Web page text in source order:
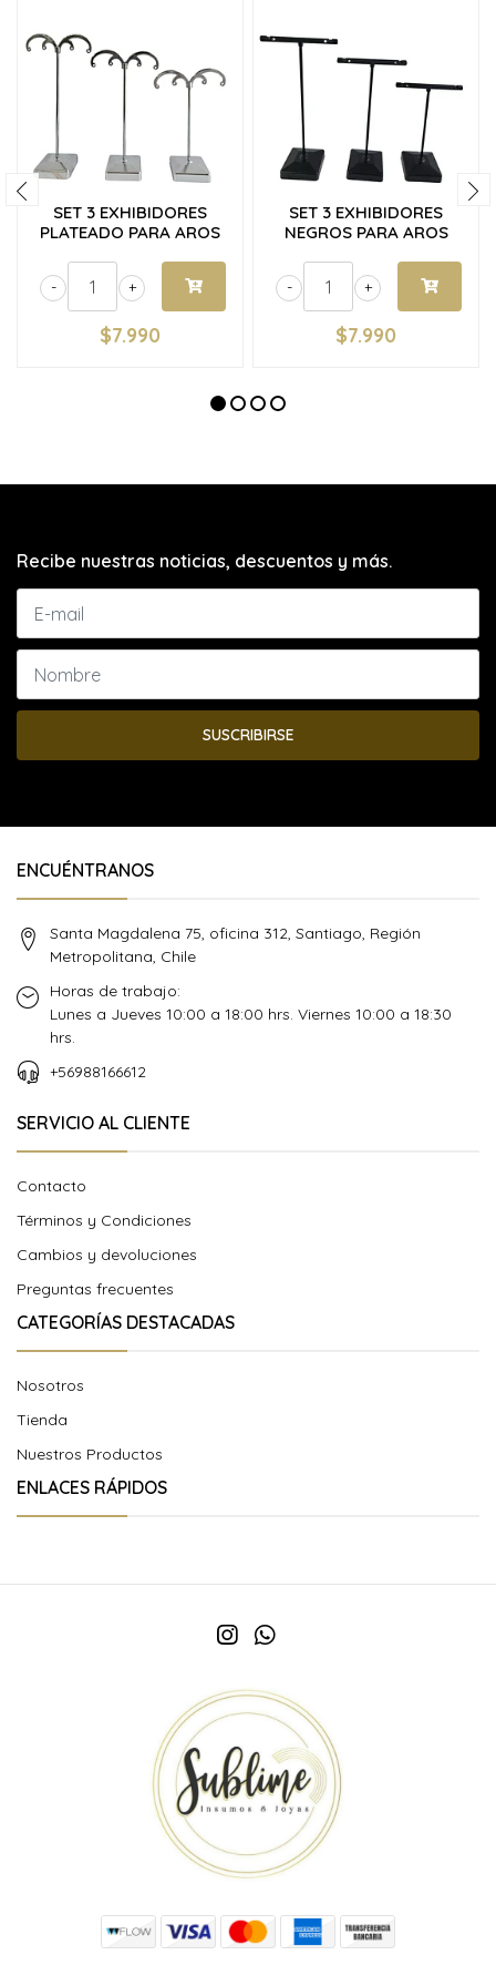
SET 3 EXHIBIDORES
PLATEADO PARA AROS
+
-
$7.990
SET 3 EXHIBIDORES
NEGROS PARA AROS
+
-
$7.990
Recibe nuestras noticias, descuentos y más.
SUSCRIBIRSE
ENCUÉNTRANOS
Santa Magdalena 75, oficina 312, Santiago, Región
Metropolitana, Chile
Horas de trabajo:
Lunes a Jueves 10:00 a 18:00 hrs. Viernes 10:00 a 18:30
hrs.
+56988166612
SERVICIO AL CLIENTE
Contacto
Términos y Condiciones
Cambios y devoluciones
Preguntas frecuentes
CATEGORÍAS DESTACADAS
Nosotros
Tienda
Nuestros Productos
ENLACES RÁPIDOS